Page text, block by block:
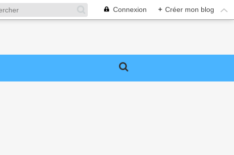
Connexion + Créer mon blog